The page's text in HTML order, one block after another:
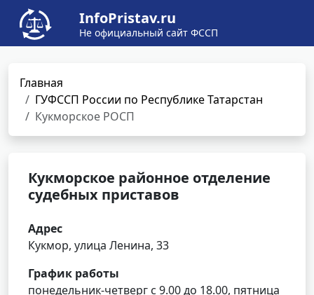
InfoPristav.ru
Не официальный сайт ФССП
Главная
ГУФССП России по Республике Татарстан
Кукморское РОСП
Кукморское районное отделение
судебных приставов
Адрес
Кукмор, улица Ленина, 33
График работы
понедельник-четверг с 9.00 до 18.00, пятница